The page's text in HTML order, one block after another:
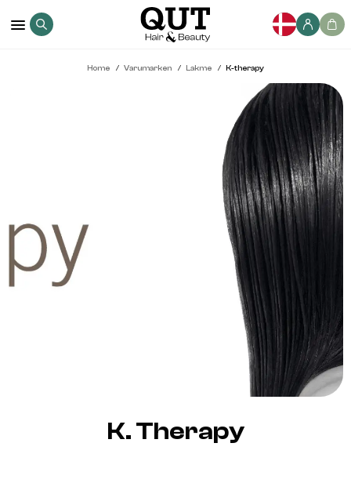
Home Varumarken Lakme K-therapy
K. Therapy